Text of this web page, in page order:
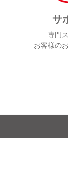
サ
専門
お客様の